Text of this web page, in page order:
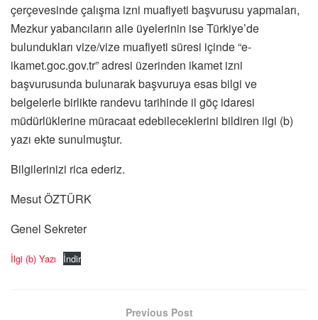
çerçevesinde çalışma izni muafiyeti başvurusu yapmaları,
Mezkur yabancıların aile üyelerinin ise Türkiye’de
bulundukları vize/vize muafiyeti süresi içinde “e-
ikamet.goc.gov.tr” adresi üzerinden ikamet izni
başvurusunda bulunarak başvuruya esas bilgi ve
belgelerle birlikte randevu tarihinde il göç idaresi
müdürlüklerine müracaat edebileceklerini bildiren ilgi (b)
yazı ekte sunulmuştur.
Bilgilerinizi rica ederiz.
Mesut ÖZTÜRK
Genel Sekreter
İlgi (b) Yazı İndir
Previous Post